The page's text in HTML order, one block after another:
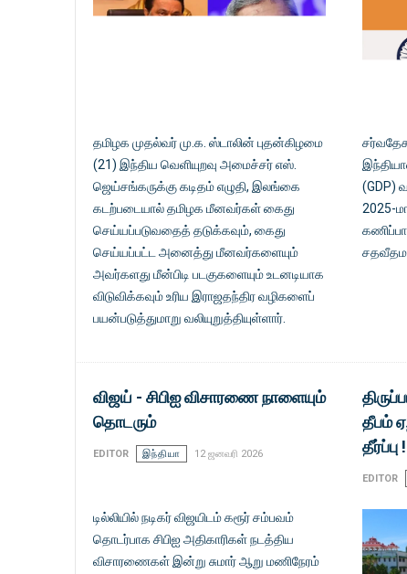
தமிழக முதல்வர் மு.க. ஸ்டாலின் புதன்கிழமை
(21) இந்திய வெளியுறவு அமைச்சர் எஸ்.
ஜெய்சங்கருக்கு கடிதம் எழுதி, இலங்கை
கடற்படையால் தமிழக மீனவர்கள் கைது
செய்யப்படுவதைத் தடுக்கவும், கைது
செய்யப்பட்ட அனைத்து மீனவர்களையும்
அவர்களது மீன்பிடி படகுகளையும் உடனடியாக
விடுவிக்கவும் உரிய இராஜதந்திர வழிகளைப்
பயன்படுத்துமாறு வலியுறுத்தியுள்ளார்.
(GDP)
2025-
விஜய் - சிபிஐ விசாரணை நாளையும்
தொடரும்
EDITOR இந்தியா 12 ஜனவரி 2026
டில்லியில் நடிகர் விஜயிடம் கரூர் சம்பவம்
தொடர்பாக சிபிஐ அதிகாரிகள் நடத்திய
விசாரணைகள் இன்று சுமார் ஆறு மணிநேரம்
தீபம்
தீர்ப்பு !
EDITOR